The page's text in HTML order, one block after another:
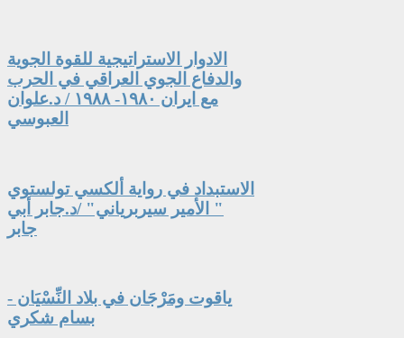
الادوار الاستراتيجية للقوة الجوية
والدفاع الجوي العراقي في الحرب
مع ايران ١٩٨٠- ١٩٨٨ / د.علوان
العبوسي
الاستبداد في رواية ألكسي تولستوي
" الأمير سيربرياني" /د.جابر أبي
جابر
ياقوت ومَرْجَان في بلاد النِّسْيَان -
بسام شكري